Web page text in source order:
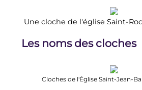
Une cloche de l'église Saint-
Les noms des cloches
Cloches de l'Église Saint-Jean-